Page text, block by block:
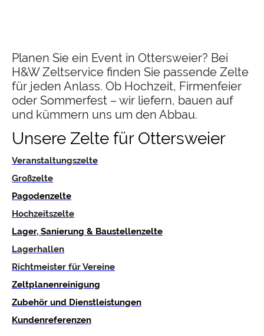
Planen Sie ein Event in Ottersweier? Bei
H&W Zeltservice finden Sie passende Zelte
für jeden Anlass. Ob Hochzeit, Firmenfeier
oder Sommerfest – wir liefern, bauen auf
und kümmern uns um den Abbau.
Unsere Zelte für Ottersweier
Veranstaltungszelte
Großzelte
Pagodenzelte
Hochzeitszelte
Lager, Sanierung & Baustellenzelte
Lagerhallen
Richtmeister für Vereine
Zeltplanenreinigung
Zubehör und Dienstleistungen
Kundenreferenzen